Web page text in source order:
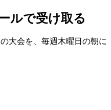
ルで受け取る
大会を、 毎週木曜日の朝に